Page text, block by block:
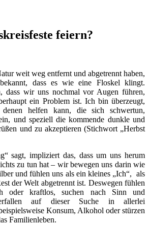
feiern?
weit weg entfernt und abgetrennt haben,
dass es wie eine Floskel klingt.
dass wir uns nochmal vor Augen führen,
ein Problem ist. Ich bin überzeugt,
helfen kann, die sich schwertun,
und speziell die kommende dunkle und
und zu akzeptieren (Stichwort „Herbst
sagt, impliziert das, dass um uns herum
zu tun hat – wir bewegen uns darin wie
und fühlen uns als ein kleines „Ich“, als
der Welt abgetrennt ist. Deswegen fühlen
oder kraftlos, suchen nach Sinn und
auf dieser Suche in allerlei
Konsum, Alkohol oder stürzen
Familienleben.